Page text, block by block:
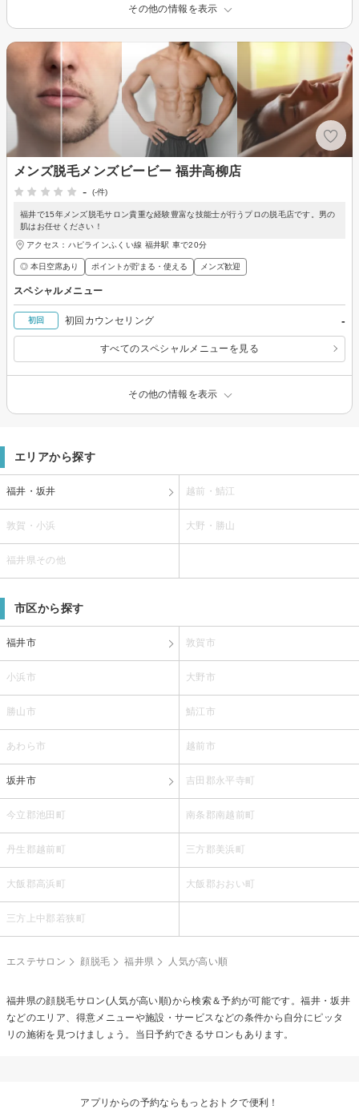
その他の情報を表示
メンズ脱毛メンズビービー 福井高柳店
-
(-件)
福井で15年メンズ脱毛サロン貴重な経験豊富な技能士が行うプロの脱毛店です。男の
肌はお任せください！
アクセス：ハピラインふくい線 福井駅 車で20分
◎ 本日空席あり ポイントが貯まる・使える メンズ歓迎
スペシャルメニュー
初回 初回カウンセリング -
すべてのスペシャルメニューを見る
その他の情報を表示
エリアから探す
福井・坂井 越前・鯖江
敦賀・小浜 大野・勝山
福井県その他
市区から探す
福井市 敦賀市
小浜市 大野市
勝山市 鯖江市
あわら市 越前市
坂井市 吉田郡永平寺町
今立郡池田町 南条郡南越前町
丹生郡越前町 三方郡美浜町
大飯郡高浜町 大飯郡おおい町
三方上中郡若狭町
エステサロン 顔脱毛 福井県 人気が高い順
福井県の顔脱毛サロン(人気が高い順)から検索＆予約が可能です。福井・坂井
などのエリア、得意メニューや施設・サービスなどの条件から自分にピッタ
リの施術を見つけましょう。当日予約できるサロンもあります。
アプリからの予約ならもっとおトクで便利！